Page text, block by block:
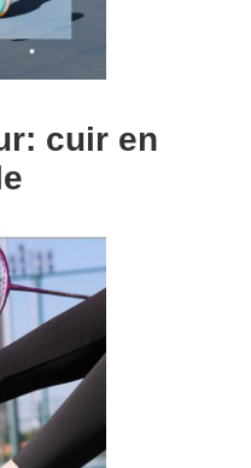
cuir en